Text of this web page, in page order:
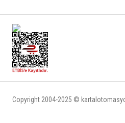
Copyright 2004-2025 ©